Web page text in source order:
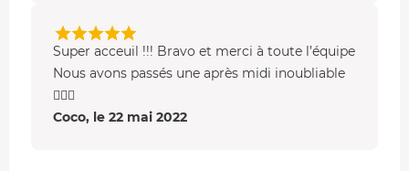
Super acceuil !!! Bravo et merci à toute l’équipe
Nous avons passés une après midi inoubliable
👍🏼🤗
Coco, le 22 mai 2022